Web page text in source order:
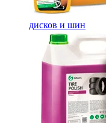
дисков и шин